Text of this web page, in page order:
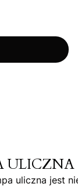
uliczna jest